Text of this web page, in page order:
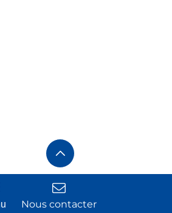
Nous contacter